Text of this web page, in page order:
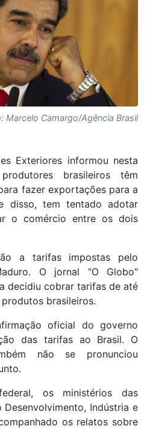
Marcelo Camargo/Agência Brasil
Exteriores informou nesta
brasileiros têm
fazer exportações para a
disso, tem tentado adotar
o comércio entre os dois
a tarifas impostas pelo
O jornal "O Globo"
decidiu cobrar tarifas de até
brasileiros.
oficial do governo
das tarifas ao Brasil. O
não se pronunciou
os ministérios das
Desenvolvimento, Indústria e
os relatos sobre